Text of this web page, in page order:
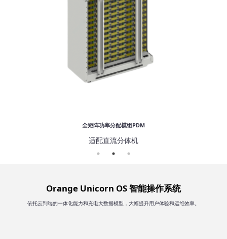
全矩阵功率分配模组PDM
适配直流分体机
Orange Unicorn OS 智能操作系统
依托云到端的一体化能力和充电大数据模型，大幅提升用户体验和运维效率。